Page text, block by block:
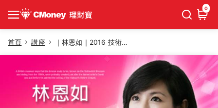
0
首頁 講座 ｜林恩如｜2016 技術分析實戰講座 (台中場)